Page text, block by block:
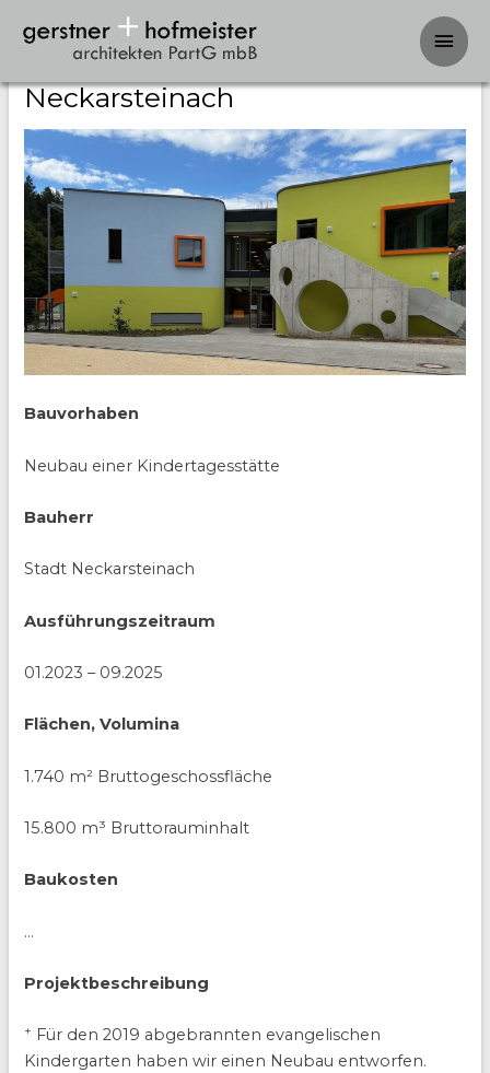
Kindertagesstätte
Neckarsteinach
Bauvorhaben
Neubau einer Kindertagesstätte
Bauherr
Stadt Neckarsteinach
Ausführungszeitraum
01.2023 – 09.2025
Flächen, Volumina
1.740 m² Bruttogeschossfläche
15.800 m³ Bruttorauminhalt
Baukosten
…
Projektbeschreibung
+ Für den 2019 abgebrannten evangelischen
Kindergarten haben wir einen Neubau entworfen.